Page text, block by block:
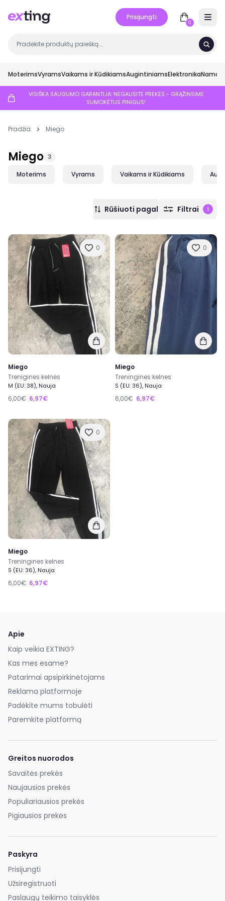
Prisijungti
0
MoterimsVyramsVaikams ir KūdikiamsAugintiniamsElektronikaNamai
VISIŠKA SAUGUMO GARANTIJA: NEGAUSITE PREKĖS - GRĄŽINSIME
SUMOKĖTUS PINIGUS!
Pradžia Miego
Miego 3
Moterims Vyrams Vaikams ir Kūdikiams
Rūšiuoti pagal Filtrai 1
0
Miego
Trenigines kelnės
M (EU: 38), Nauja
6,00€ 6,97€
0
Miego
Treningines kelnes
S (EU: 36), Nauja
6,00€ 6,97€
0
Miego
Treningines kelnes
S (EU: 36), Nauja
6,00€ 6,97€
Apie
Kaip veikia EXTING?
Kas mes esame?
Patarimai apsipirkinėtojams
Reklama platformoje
Padėkite mums tobulėti
Paremkite platformą
Greitos nuorodos
Savaitės prekės
Naujausios prekės
Populiariausios prekės
Pigiausios prekės
Paskyra
Prisijungti
Užsiregistruoti
Paslaugų teikimo taisyklės